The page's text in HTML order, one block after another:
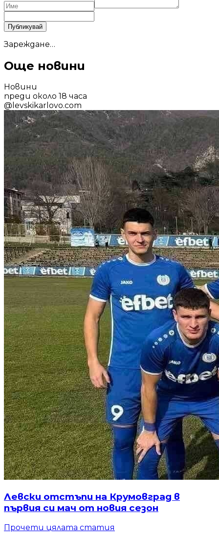
Публикувай
Зареждане…
Още новини
Новини
преди около 18 часа
@ levskikarlovo.com
Левски отстъпи на Крумовград в
първия си мач от новия сезон
Прочети цялата статия